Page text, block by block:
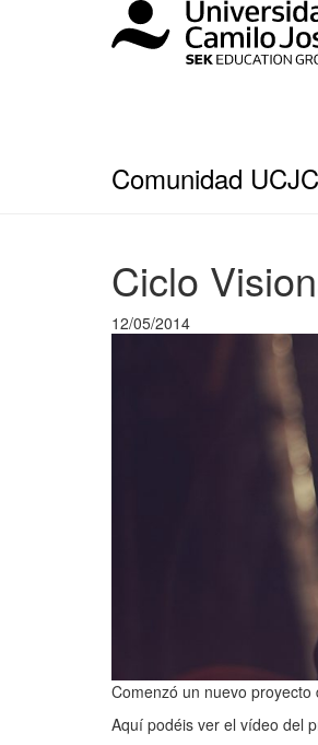
Comunidad UCJC
Ciclo
12/05/2014
Comenzó un nuevo
Aquí podéis ver el vídeo del